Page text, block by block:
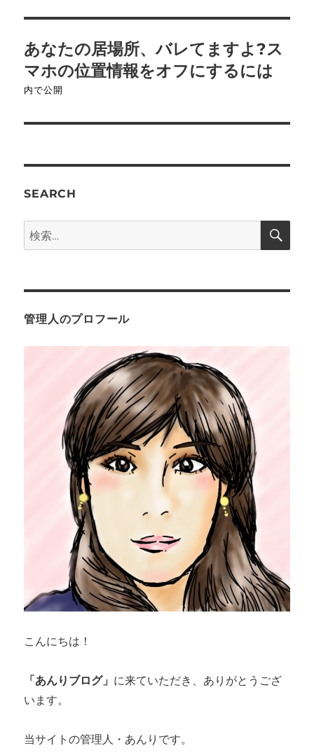
稿
ナ
ビ
ョ
あなたの居場所、バレてますよ?ス
マホの位置情報をオフにするには
内で公開
SEARCH
検
索:
検
管理人のプロフール
こんにちは！
「あんりブログ」 に来ていただき、ありがとうござ
います。
当サイトの管理人・あんりです。